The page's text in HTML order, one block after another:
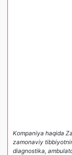
Kompaniya haqida
zamonaviy
diagnostika,